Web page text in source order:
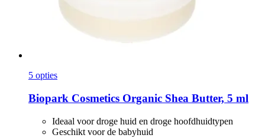
5 opties
Biopark Cosmetics Organic Shea Butter, 5 ml
Ideaal voor droge huid en droge hoofdhuidtypen
Geschikt voor de babyhuid